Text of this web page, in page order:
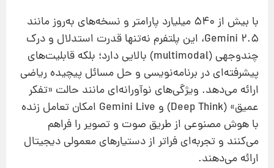
با بیش از ۵۴۰ میلیارد پارامتر و نسخه‌های به‌روز مانند
Gemini 2.5، این پلتفرم نه‌تنها قدرت استدلال و درک
چندوجهی (multimodal) بالایی دارد؛ بلکه قابلیت‌های
پیشرفته‌ای در برنامه‌نویسی و حل مسائل پیچیده ریاضی
ارائه می‌دهد. ویژگی‌های نوآورانه‌ای مانند حالت «تفکر
عمیق» (Deep Think) و Gemini Live امکان تعامل زنده
با هوش مصنوعی از طریق صوت و تصویر را فراهم
می‌کنند و تجربه‌ای فراتر از دستیارهای معمولی دیجیتال
ارائه می‌دهند.